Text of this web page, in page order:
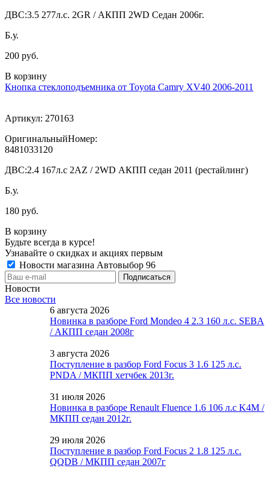
ДВС:3.5 277л.с. 2GR / АКПП 2WD Седан 2006г.
Б.у.
200 руб.
В корзину
Кнопка стеклоподъемника от Toyota Camry XV40 2006-2011
Артикул: 270163
ОригинальныйНомер:
8481033120
ДВС:2.4 167л.с 2AZ / 2WD АКПП седан 2011 (рестайлинг)
Б.у.
180 руб.
В корзину
Будьте всегда в курсе!
Узнавайте о скидках и акциях первым
Новости магазина Автовыбор 96
Новости
Все новости
6 августа 2026
Новинка в разборе Ford Mondeo 4 2.3 160 л.с. SEBA
/ АКПП седан 2008г
3 августа 2026
Поступление в разбор Ford Focus 3 1.6 125 л.с.
PNDA / МКПП хетчбек 2013г.
31 июля 2026
Новинка в разборе Renault Fluence 1.6 106 л.с K4M /
МКПП седан 2012г.
29 июля 2026
Поступление в разбор Ford Focus 2 1.8 125 л.с.
QQDB / МКПП седан 2007г